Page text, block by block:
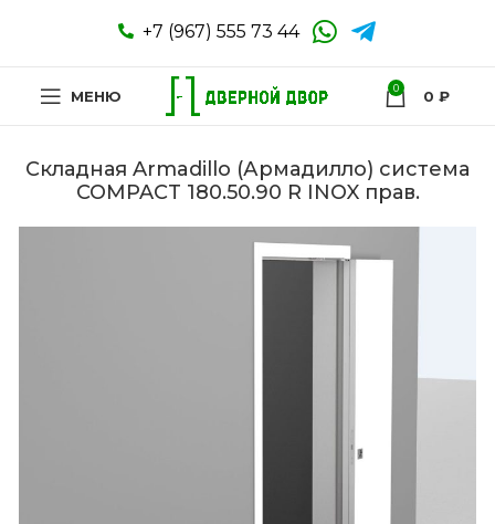
+7 (967) 555 73 44
МЕНЮ 0 0 ₽
Складная Armadillo (Армадилло) система
COMPACT 180.50.90 R INOX прав.